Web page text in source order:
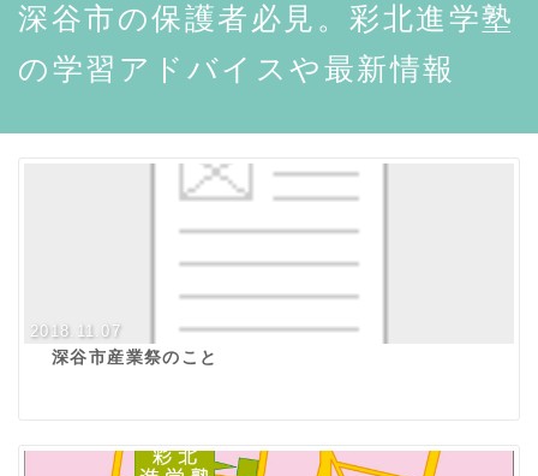
深谷市の保護者必見。彩北進学塾
の学習アドバイスや最新情報
2018.11.07
深谷市産業祭のこと